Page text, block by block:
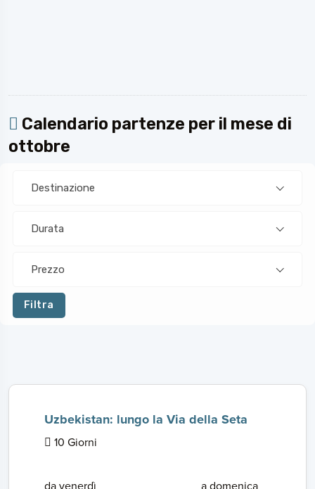
Calendario partenze per il mese di
ottobre
Destinazione
Durata
Prezzo
Filtra
Uzbekistan: lungo la Via della Seta
10 Giorni
da venerdì a domenica